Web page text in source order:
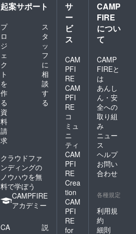
起案サポート
プ
ロ
ジ
ェ
ク
ト
を
作
る
ス
タ
ッ
フ
に
相
談
す
る
資
料
請
求
クラウドファ
ンディングの
ノウハウを無
料で学ぼう
CAMPFIRE
アカデミー
CA
説
サ
ー
ビ
ス
CAM
PFI
RE
CAM
PFI
RE
コ
ミュ
ニ
ティ
CAM
PFI
RE
Crea
tion
CAM
PFI
RE
for
CAMP
FIRE
につい
て
CAMP
FIREと
は
あんし
ん・安
全への
取り組
み
ニュー
ス
ヘルプ
お問い
合わせ
各種規定
利用規
約
細則